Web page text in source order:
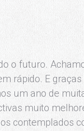
o futuro.
rápido. E
um ano de
muito
contemplados